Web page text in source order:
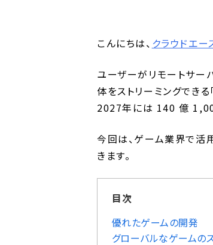
こんにちは、 クラウドエ
ユーザーがリモートサー
体をストリーミングでき
2027年には 140 億
今回は、ゲーム業界で活
きます。
目次
優れたゲームの開発
グローバルなゲームの